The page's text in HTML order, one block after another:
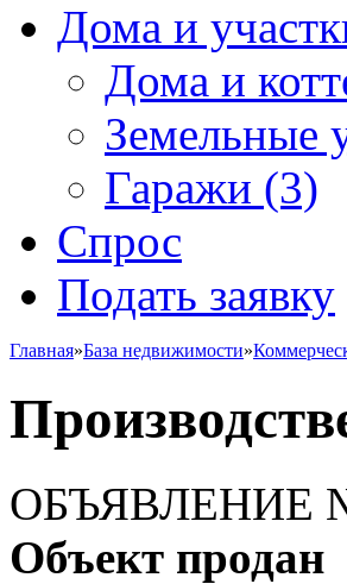
Дома и
Дома и
Земельные
Гаражи (3)
Спрос
Подать заявку
Главная»База недвижимости»
ОБЪЯВЛЕНИЕ
Объект продан